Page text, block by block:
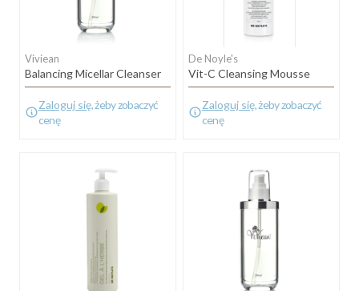
Viviean
Balancing Micellar Cleanser
Zaloguj się, żeby zobaczyć
cenę
De Noyle's
Vit-C Cleansing Mousse
Zaloguj się, żeby zobaczyć
cenę